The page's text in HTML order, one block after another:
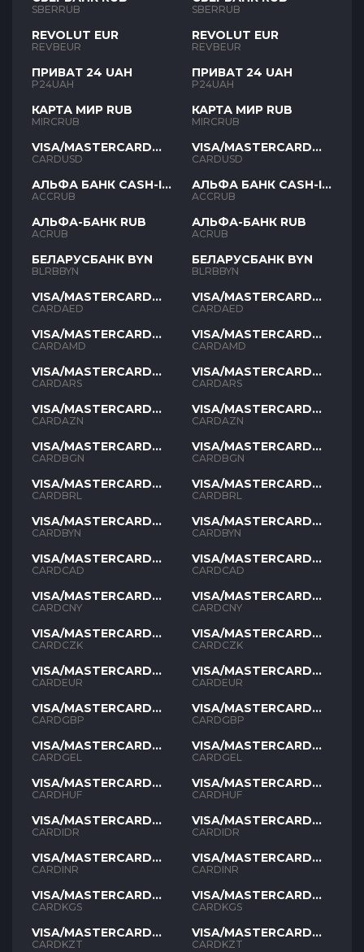
SBERRUB
REVOLUT EUR
REVBEUR
ПРИВАТ 24 UAH
P24UAH
КАРТА МИР RUB
MIRCRUB
VISA/MASTERCARD
USD
CARDUSD
АЛЬФА БАНК CASH-IN
RUB
ACCRUB
АЛЬФА-БАНК RUB
ACRUB
БЕЛАРУСБАНК BYN
BLRBBYN
VISA/MASTERCARD
AED
CARDAED
VISA/MASTERCARD
AMD
CARDAMD
VISA/MASTERCARD
ARS
CARDARS
VISA/MASTERCARD
AZN
CARDAZN
VISA/MASTERCARD
BGN
CARDBGN
VISA/MASTERCARD
BRL
CARDBRL
VISA/MASTERCARD
BYN
CARDBYN
VISA/MASTERCARD
CAD
CARDCAD
VISA/MASTERCARD
CNY
CARDCNY
VISA/MASTERCARD
CZK
CARDCZK
VISA/MASTERCARD
EUR
CARDEUR
VISA/MASTERCARD
GBP
CARDGBP
VISA/MASTERCARD
GEL
CARDGEL
VISA/MASTERCARD
HUF
CARDHUF
VISA/MASTERCARD
IDR
CARDIDR
VISA/MASTERCARD
INR
CARDINR
VISA/MASTERCARD
KGS
CARDKGS
VISA/MASTERCARD
KZT
CARDKZT
SBERRUB
REVOLUT EUR
REVBEUR
ПРИВАТ 24 UAH
P24UAH
КАРТА МИР RUB
MIRCRUB
VISA/MASTERCARD
USD
CARDUSD
АЛЬФА БАНК CASH-IN
RUB
ACCRUB
АЛЬФА-БАНК RUB
ACRUB
БЕЛАРУСБАНК BYN
BLRBBYN
VISA/MASTERCARD
AED
CARDAED
VISA/MASTERCARD
AMD
CARDAMD
VISA/MASTERCARD
ARS
CARDARS
VISA/MASTERCARD
AZN
CARDAZN
VISA/MASTERCARD
BGN
CARDBGN
VISA/MASTERCARD
BRL
CARDBRL
VISA/MASTERCARD
BYN
CARDBYN
VISA/MASTERCARD
CAD
CARDCAD
VISA/MASTERCARD
CNY
CARDCNY
VISA/MASTERCARD
CZK
CARDCZK
VISA/MASTERCARD
EUR
CARDEUR
VISA/MASTERCARD
GBP
CARDGBP
VISA/MASTERCARD
GEL
CARDGEL
VISA/MASTERCARD
HUF
CARDHUF
VISA/MASTERCARD
IDR
CARDIDR
VISA/MASTERCARD
INR
CARDINR
VISA/MASTERCARD
KGS
CARDKGS
VISA/MASTERCARD
KZT
CARDKZT